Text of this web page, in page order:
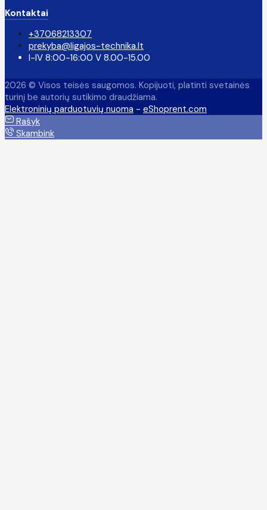
Kontaktai
+37068213307
prekyba@ligajos-technika.lt
I-IV 8:00-16:00 V 8.00-15.00
2026 © Visos teisės saugomos. Kopijuoti, platinti svetainės
turinį be autorių sutikimo draudžiama.
Elektroninių parduotuvių nuoma - eShoprent.com
Rašyk
Skambink